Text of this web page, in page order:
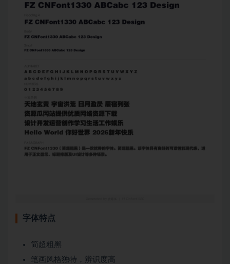
字体特点
简超粗黑
笔画风格独特，辨识度高